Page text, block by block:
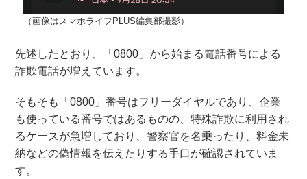
（画像はスマホライフPLUS編集部撮影）
先述したとおり、「0800」から始まる電話番号による
詐欺電話が増えています。
そもそも「0800」番号はフリーダイヤルであり、企業
も使っている番号ではあるものの、特殊詐欺に利用され
るケースが急増しており、警察官を名乗ったり、料金未
納などの偽情報を伝えたりする手口が確認されていま
す。